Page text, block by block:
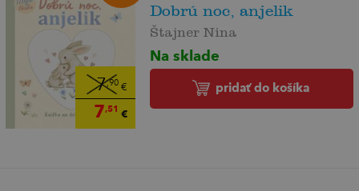
7,90€
7,51 €
Dobrú noc, anjelik
Štajner Nina
Na sklade
pridať do košíka